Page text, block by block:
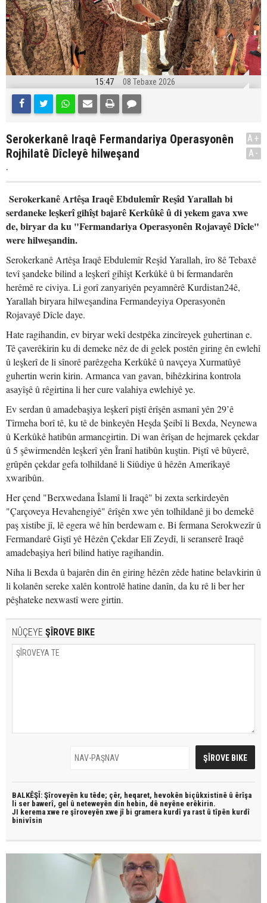
15:47 08 Tebaxe 2026
Serokerkanê Iraqê Fermandariya Operasyonên
Rojhilatê Dîcleyê hilweşand
.
A+
A-
Serokerkanê Artêşa Iraqê Ebdulemîr Reşîd Yarallah bi
serdaneke leşkerî gihîşt bajarê Kerkûkê û di yekem gava xwe
de, biryar da ku "Fermandariya Operasyonên Rojavayê Dîcle"
were hilweşandin.
Serokerkanê Artêşa Iraqê Ebdulemîr Reşîd Yarallah, îro 8ê Tebaxê
tevî şandeke bilind a leşkerî gihîşt Kerkûkê û bi fermandarên
herêmê re civiya. Li gorî zanyariyên peyamnêrê Kurdistan24ê,
Yarallah biryara hilweşandina Fermandeyiya Operasyonên
Rojavayê Dîcle daye.
Hate ragihandin, ev biryar wekî destpêka zincîreyek guhertinan e.
Tê çaverêkirin ku di demeke nêz de di gelek postên giring ên ewlehî
û leşkerî de li sînorê parêzgeha Kerkûkê û navçeya Xurmatûyê
guhertin werin kirin. Armanca van gavan, bihêzkirina kontrola
asayîşê û rêgirtina li her cure valahiya ewlehiyê ye.
Ev serdan û amadebaşiya leşkerî piştî êrîşên asmanî yên 29’ê
Tîrmeha borî tê, ku tê de binkeyên Heşda Şeibî li Bexda, Neynewa
û Kerkûkê hatibûn armancgirtin. Di wan êrîşan de hejmarek çekdar
û 5 şêwirmendên leşkerî yên Îranî hatibûn kuştin. Piştî vê bûyerê,
grûpên çekdar gefa tolhildanê li Siûdiye û hêzên Amerîkayê
xwaribûn.
Her çend "Berxwedana Îslamî li Iraqê" bi zexta serkirdeyên
"Çarçoveya Hevahengiyê" êrîşên xwe yên tolhildanê ji bo demekê
paş xistibe jî, lê egera wê hîn berdewam e. Bi fermana Serokwezîr û
Fermandarê Giştî yê Hêzên Çekdar Elî Zeydî, li seranserê Iraqê
amadebaşiya herî bilind hatiye ragihandin.
Niha li Bexda û bajarên din ên giring hêzên zêde hatine belavkirin û
li kolanên sereke xalên kontrolê hatine danîn, da ku rê li ber her
pêşhateke nexwastî were girtin.
NÛÇEYE ŞÎROVE BIKE
BALKÊŞÎ: Şîroveyên ku têde; çêr, heqaret, hevokên biçûkxistinê û êrîşa
li ser bawerî, gel û neteweyên din hebin, dê neyêne erêkirin.
JI kerema xwe re şîroveyên xwe jî bi gramera kurdî ya rast û tîpên kurdî
binivîsin